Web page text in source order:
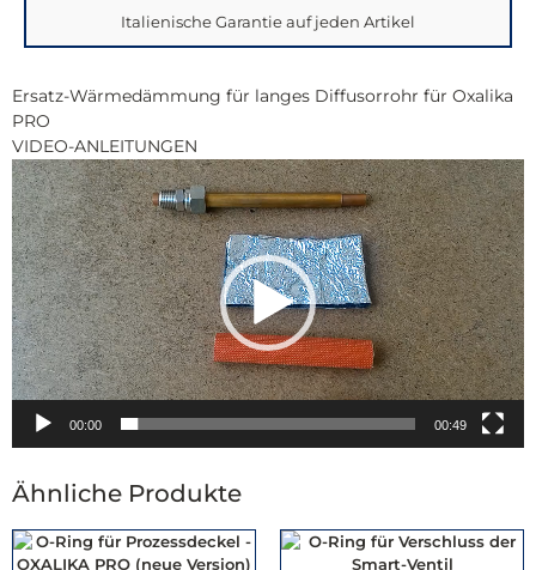
Italienische Garantie auf jeden Artikel
Ersatz-Wärmedämmung für langes Diffusorrohr für Oxalika
PRO
VIDEO-ANLEITUNGEN
Video-
Player
00:00 00:49
Ähnliche Produkte